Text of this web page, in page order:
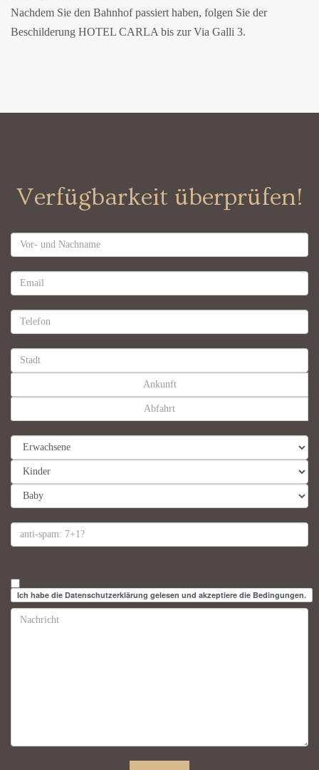
Nachdem Sie den Bahnhof passiert haben, folgen Sie der
Beschilderung HOTEL CARLA bis zur Via Galli 3.
Verfügbarkeit überprüfen!